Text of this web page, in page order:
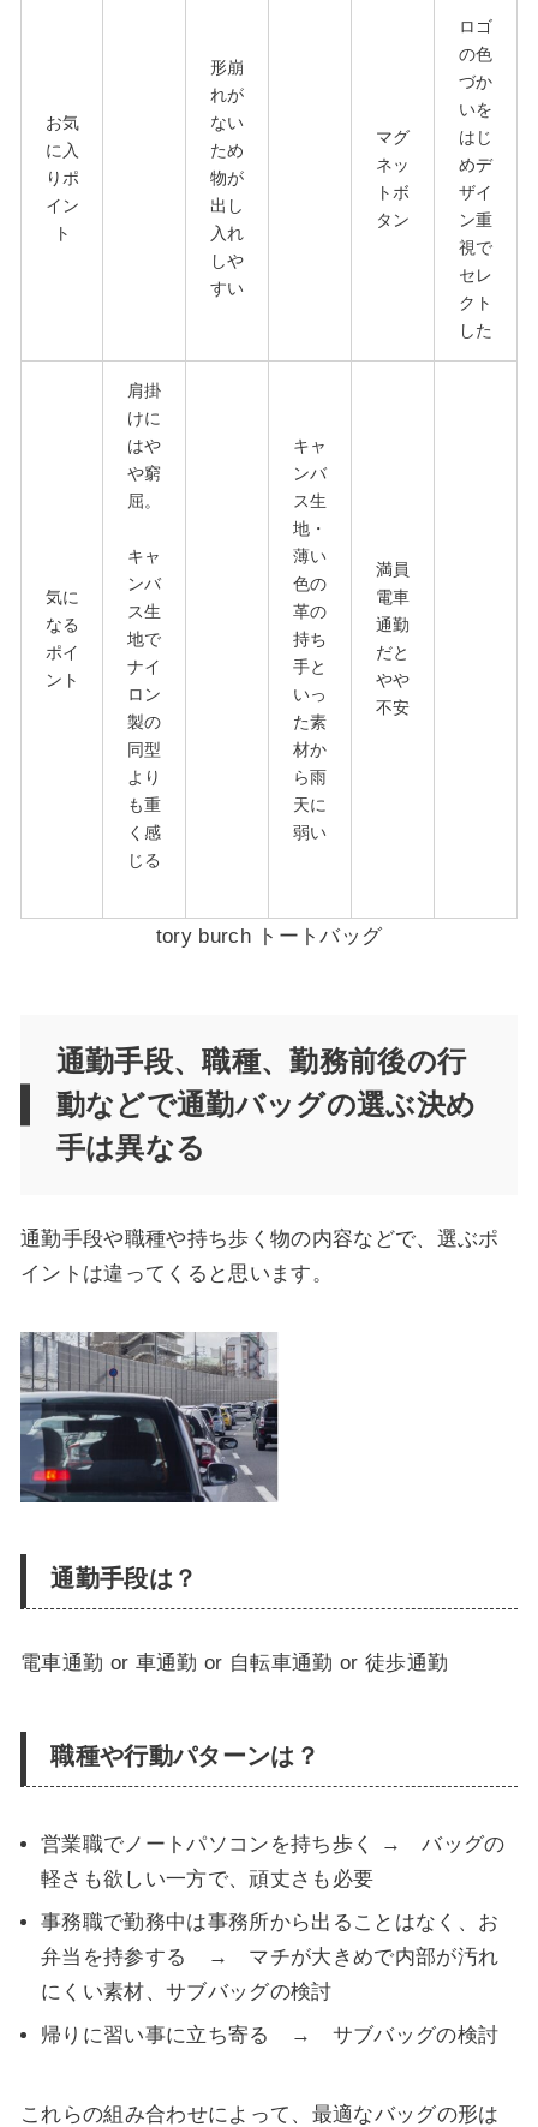
お気
に入
りポ
イン
ト
形崩
れが
ない
ため
物が
出し
入れ
しや
すい
マグ
ネッ
トボ
タン
ロゴ
の色
づか
いを
はじ
めデ
ザイ
ン重
視で
セレ
クト
した
気に
なる
ポイ
ント
肩掛
けに
はや
や窮
屈。
キャ
ンバ
ス生
地で
ナイ
ロン
製の
同型
より
も重
く感
じる
キャ
ンバ
ス生
地・
薄い
色の
革の
持ち
手と
いっ
た素
材か
ら雨
天に
弱い
満員
電車
通勤
だと
やや
不安
tory burch トートバッグ
通勤手段、職種、勤務前後の行
動などで通勤バッグの選ぶ決め
手は異なる
通勤手段や職種や持ち歩く物の内容などで、選ぶポ
イントは違ってくると思います。
通勤手段は？
電車通勤 or 車通勤 or 自転車通勤 or 徒歩通勤
職種や行動パターンは？
営業職でノートパソコンを持ち歩く → バッグの
軽さも欲しい一方で、頑丈さも必要
事務職で勤務中は事務所から出ることはなく、お
弁当を持参する → マチが大きめで内部が汚れ
にくい素材、サブバッグの検討
帰りに習い事に立ち寄る → サブバッグの検討
これらの組み合わせによって、最適なバッグの形は